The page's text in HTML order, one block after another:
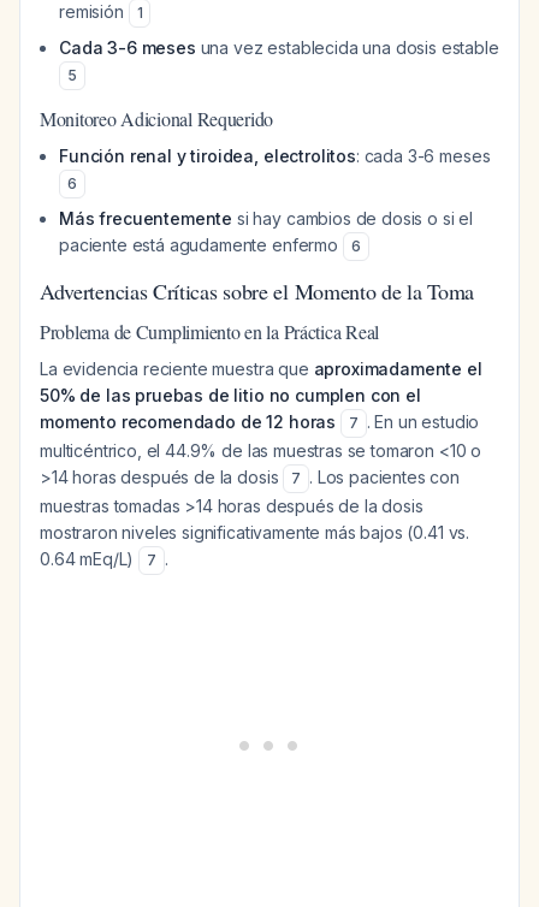
remisión
1
Cada 3-6 meses una vez establecida una dosis estable
5
Monitoreo Adicional Requerido
Función renal y tiroidea, electrolitos: cada 3-6 meses
6
Más frecuentemente si hay cambios de dosis o si el
paciente está agudamente enfermo
6
Advertencias Críticas sobre el Momento de la Toma
Problema de Cumplimiento en la Práctica Real
La evidencia reciente muestra que aproximadamente el
50% de las pruebas de litio no cumplen con el
momento recomendado de 12 horas
7 . En un estudio
multicéntrico, el 44.9% de las muestras se tomaron <10 o
>14 horas después de la dosis
7 . Los pacientes con
muestras tomadas >14 horas después de la dosis
mostraron niveles significativamente más bajos (0.41 vs.
0.64 mEq/L)
7 .